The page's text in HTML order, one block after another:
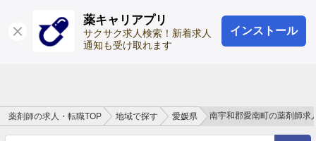
薬キャリアプリ
サクサク求人検索！新着求人
通知も受け取れます
インストール
ログイン 会員登録
薬剤師の求人・転職TOP 地域で探す 愛媛県 南宇和郡愛南町の薬剤師求